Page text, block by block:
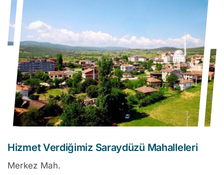
Hizmet Verdiğimiz Saraydüzü Mahalleleri
Merkez Mah.